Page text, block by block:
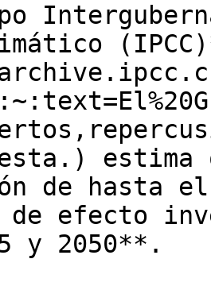
de hasta
de efecto
y 2050**.